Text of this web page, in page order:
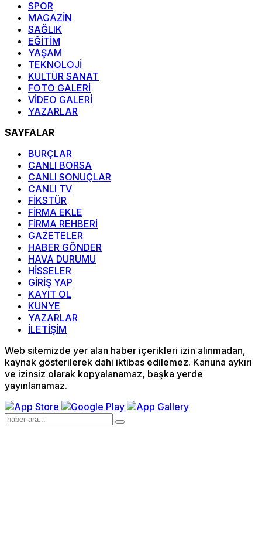
SPOR
MAGAZİN
SAĞLIK
EĞİTİM
YAŞAM
TEKNOLOJİ
KÜLTÜR SANAT
FOTO GALERİ
VİDEO GALERİ
YAZARLAR
SAYFALAR
BURÇLAR
CANLI BORSA
CANLI SONUÇLAR
CANLI TV
FİKSTÜR
FİRMA EKLE
FİRMA REHBERİ
GAZETELER
HABER GÖNDER
HAVA DURUMU
HİSSELER
GİRİŞ YAP
KAYIT OL
KÜNYE
YAZARLAR
İLETİŞİM
Web sitemizde yer alan haber içerikleri izin alınmadan,
kaynak gösterilerek dahi iktibas edilemez. Kanuna aykırı
ve izinsiz olarak kopyalanamaz, başka yerde
yayınlanamaz.